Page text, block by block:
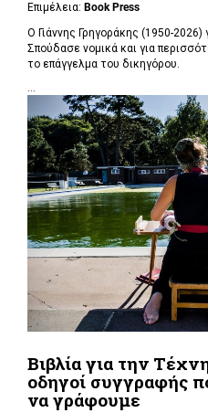
Επιμέλεια: Book Press
Ο Γιάννης Γρηγοράκης (1950-
Σπούδασε νομικά και για
το επάγγελμα του δικηγόρου.
...
Βιβλία για την
οδηγοί συγγραφής
να γράφουμε